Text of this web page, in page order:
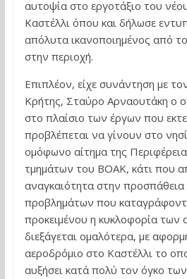
αυτοψία στο εργοτάξιο του
Καστέλλι όπου και δήλωσε
απόλυτα ικανοποιημένος από
στην περιοχή.
Επιπλέον, είχε συνάντηση με
Κρήτης, Σταύρο Αρναουτάκη ο
στο πλαίσιο των έργων που
προβλέπεται να γίνουν στο
ομόφωνο αίτημα της
τμημάτων του ΒΟΑΚ, κάτι που
αναγκαιότητα στην
προβλημάτων που
προκειμένου η κυκλοφορία των
διεξάγεται ομαλότερα, με
αεροδρόμιο στο Καστέλλι το
αυξήσει κατά πολύ τον όγκο